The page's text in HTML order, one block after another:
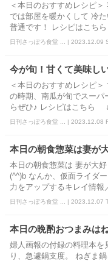
＜本日のおすすめレシピ
では部屋を暖かくして 冷
普通です！ レシピはこち
日刊さっぽろ食堂 ... | 2023.12.09
今が旬！甘くて美味し
＜本日のおすすめレシピ
の時期、南瓜が旬でスーパ
らぜひ♪ レシピはこちら ↓
日刊さっぽろ食堂 ... | 2023.12.08
本日の朝食惣菜は妻が
本日の朝食惣菜は 妻が大
(^^)b なんか、仮面ライダ
力をアップするキレイ情報
日刊さっぽろ食堂 ... | 2023.12.07
本日の晩酌おつまみは
婦人画報の付録の料理本を
り、急遽鍋支度。 ねぎま